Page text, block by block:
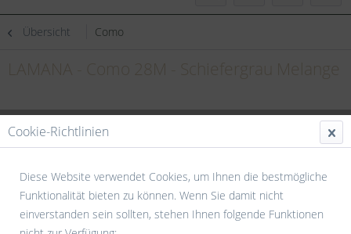
Übersicht Como
Cookie-Richtlinien
Diese Website verwendet Cookies, um Ihnen die bestmögliche
Funktionalität bieten zu können. Wenn Sie damit nicht
einverstanden sein sollten, stehen Ihnen folgende Funktionen